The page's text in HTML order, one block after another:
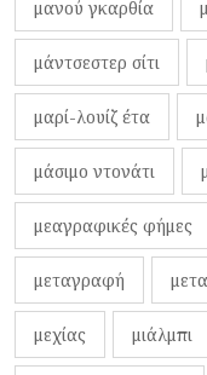
μανού γκαρθία
μάντσεστερ σίτι
μαρί-λουίζ έτα
μάσιμο ντονάτι
μεαγραφικές φήμες
μεταγραφή
μεχίας μιάλμπι